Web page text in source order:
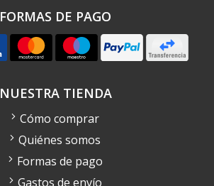
FORMAS DE PAGO
NUESTRA TIENDA
Cómo comprar
Quiénes somos
Formas de pago
Gastos de envío